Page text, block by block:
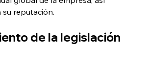
reputación.
de la legislación